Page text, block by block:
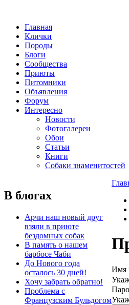
Главная
Клички
Породы
Блоги
Сообщества
Приюты
Питомники
Объявления
Форум
Интересно
Новости
Фотогалереи
Обои
Статьи
Книги
Собаки знаменитостей
В блогах
Арчи наш новый друг
взяли в приюте
бездомных собак
В память о нашем
барбосе Чаби
До Нового года
осталось 30 дней!
Хочу забрать обратно!
Проблема с
Французским Бульдогом
Имя